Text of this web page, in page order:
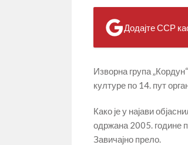
Додајте ССР
Изворна група
културе по 14. пут
Како је у најави
одржана 2005. године
Завичајно прело.